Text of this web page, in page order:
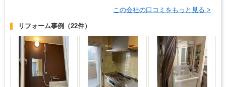
この会社の口コミをもっと見る >
リフォーム事例 （22件）